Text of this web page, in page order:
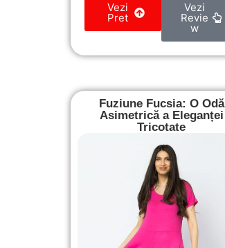
Vezi
Pret
Vezi
Revie
w
Fuziune Fucsia: O Odă
Asimetrică a Eleganței
Tricotate